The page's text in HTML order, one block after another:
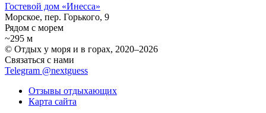
Гостевой дом «Инесса»
Морское, пер. Горького, 9
Рядом с морем
~295 м
© Отдых у моря и в горах, 2020–2026
Связаться с нами
Telegram @nextguess
Отзывы отдыхающих
Карта сайта